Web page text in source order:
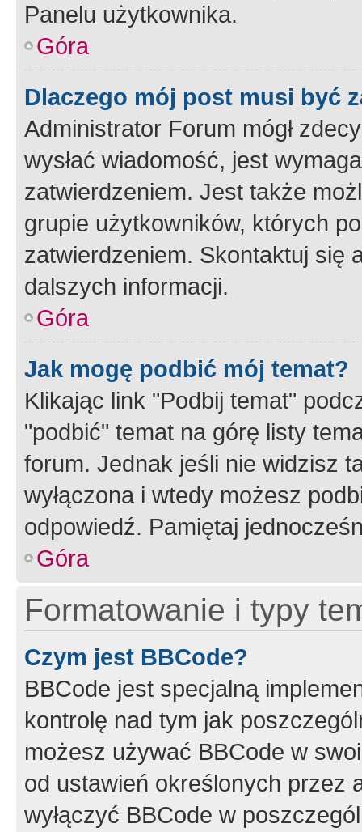
Panelu użytkownika.
Góra
Dlaczego mój post musi być
Administrator Forum mógł
wysłać wiadomość, jest
zatwierdzeniem. Jest także
grupie użytkowników, których
zatwierdzeniem. Skontaktuj się
dalszych informacji.
Góra
Jak mogę podbić mój temat?
Klikając link "Podbij temat"
"podbić" temat na górę listy
forum. Jednak jeśli nie widzisz
wyłączona i wtedy możesz
odpowiedź. Pamiętaj
Góra
Formatowanie i typy
Czym jest BBCode?
BBCode jest specjalną
kontrolę nad tym jak
możesz używać BBCode w
od ustawień określonych przez
wyłączyć BBCode w